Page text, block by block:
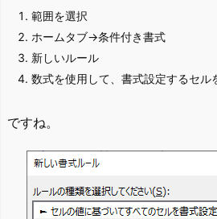
範囲を選択
ホームタブ→条件付き書式
新しいルール
数式を使用して、書式設定するセル
ですね。